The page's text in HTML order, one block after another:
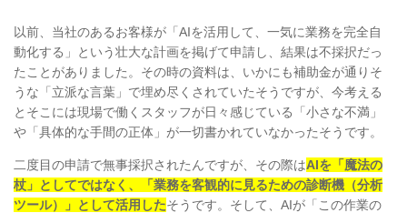
以前、当社のあるお客様が「AIを活用して、一気に業務を完全自
動化する」という壮大な計画を掲げて申請し、結果は不採択だっ
たことがありました。その時の資料は、いかにも補助金が通りそ
うな「立派な言葉」で埋め尽くされていたそうですが、今考える
とそこには現場で働くスタッフが日々感じている「小さな不満」
や「具体的な手間の正体」が一切書かれていなかったそうです。
二度目の申請で無事採択されたんですが、その際はAIを「魔法の
杖」としてではなく、「業務を客観的に見るための診断機（分析
ツール）」として活用したそうです。そして、AIが「この作業の